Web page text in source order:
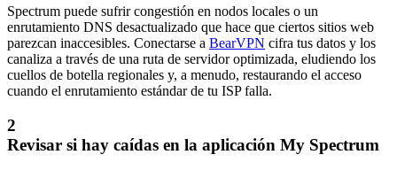
Spectrum puede sufrir congestión en nodos locales o un
enrutamiento DNS desactualizado que hace que ciertos sitios web
parezcan inaccesibles. Conectarse a BearVPN cifra tus datos y los
canaliza a través de una ruta de servidor optimizada, eludiendo los
cuellos de botella regionales y, a menudo, restaurando el acceso
cuando el enrutamiento estándar de tu ISP falla.
2
Revisar si hay caídas en la aplicación My Spectrum